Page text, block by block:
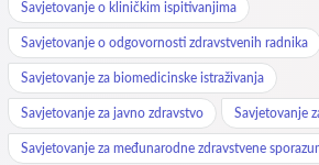
Savjetovanje o kliničkim ispitivanjima
Savjetovanje o odgovornosti zdravstvenih radnika
Savjetovanje za biomedicinske istraživanja
Savjetovanje za javno zdravstvo Savjetovanje
Savjetovanje za međunarodne zdravstvene